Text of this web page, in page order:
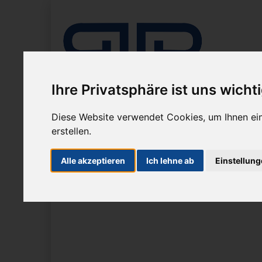
Ihre Privatsphäre ist uns
Diese Website verwendet Cookies, um Ihnen
erstellen.
Alle akzeptieren Ich lehne ab
Unternehmen Mikroskope
Mikroskope Aufrechte Mikroskope